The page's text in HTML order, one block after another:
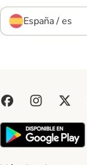
España / es